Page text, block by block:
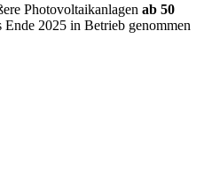
Photovoltaikanlagen ab 50
2025 in Betrieb genommen